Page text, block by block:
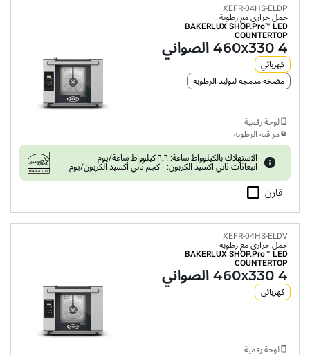
XEFR-04HS-ELDP
حمل حراري مع رطوبة
BAKERLUX SHOP.Pro™ LED
COUNTERTOP
4 460x330 الصواني
كهربائي
مضخة مدمجة لتوليد الرطوبة
لوحة رقمية
مراقبة الرطوبة
الاستهلاك بالكيلوواط ساعة: ٦٫٦ كيلوواط ساعة/يوم
انبعاثات ثاني اكسيد الكربون: ٠ كجم ثاني أكسيد الكربون/يوم
قارن
XEFR-04HS-ELDV
حمل حراري مع رطوبة
BAKERLUX SHOP.Pro™ LED
COUNTERTOP
4 460x330 الصواني
كهربائي
لوحة رقمية